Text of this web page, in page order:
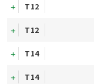
T12
T12
T14
T14